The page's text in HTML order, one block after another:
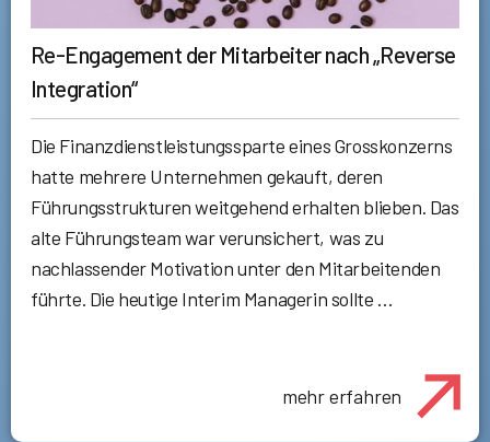
Re-Engagement der Mitarbeiter nach „Reverse
Integration“
Die Finanzdienstleistungssparte eines Grosskonzerns
hatte mehrere Unternehmen gekauft, deren
Führungsstrukturen weitgehend erhalten blieben. Das
alte Führungsteam war verunsichert, was zu
nachlassender Motivation unter den Mitarbeitenden
führte. Die heutige Interim Managerin sollte …
mehr erfahren